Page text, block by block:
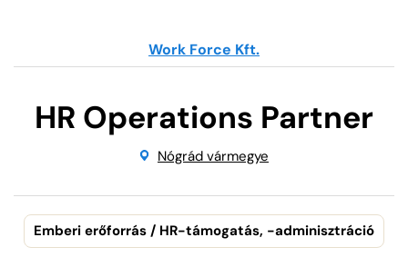
Work Force Kft.
HR Operations Partner
Nógrád vármegye
Emberi erőforrás / HR-támogatás, -adminisztráció